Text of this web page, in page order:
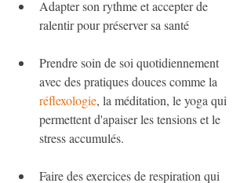
Adapter son rythme et accepter de
ralentir pour préserver sa santé
Prendre soin de soi quotidiennement
avec des pratiques douces comme la
réflexologie, la méditation, le yoga qui
permettent d'apaiser les tensions et le
stress accumulés.
Faire des exercices de respiration qui